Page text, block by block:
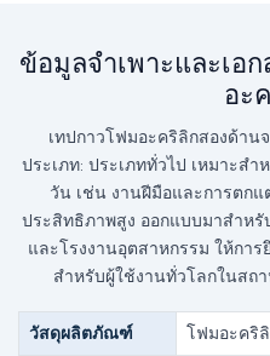
ข้อมูลจำเพาะและเอ
อะ
เทปกาวโฟมอะคริลิกสองด้าน
ประเภท: ประเภททั่วไป เหมาะส
วัน เช่น งานฝีมือและการตก
ประสิทธิภาพสูง ออกแบบมาสำห
และโรงงานอุตสาหกรรม ให้กา
สำหรับผู้ใช้งานทั่วโลกในสถ
วัสดุผลิตภัณฑ์
โฟมอะคริ